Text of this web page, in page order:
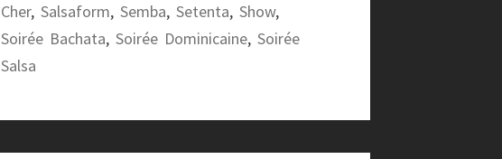
Cher, Salsaform, Semba, Setenta, Show,
Soirée Bachata, Soirée Dominicaine, Soirée
Salsa